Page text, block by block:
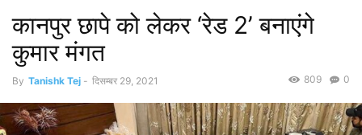
कानपुर छापे को लेकर ‘रेड 2’ बनाएंगे
कुमार मंगत
By Tanishk Tej - दिसम्बर 29, 2021 0
809